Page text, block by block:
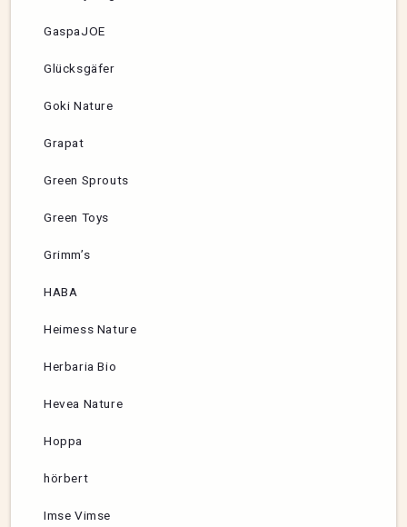
GaspaJOE
Glücksgäfer
Goki Nature
Grapat
Green Sprouts
Green Toys
Grimm’s
HABA
Heimess Nature
Herbaria Bio
Hevea Nature
Hoppa
hörbert
Imse Vimse